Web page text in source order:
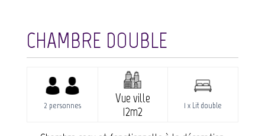
CHAMBRE DOUBLE
2 personnes
Vue ville
12m2
1 x Lit double